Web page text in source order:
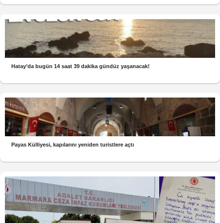
Hatay’da bugün 14 saat 39 dakika gündüz yaşanacak!
Payas Külliyesi, kapılarını yeniden turistlere açtı